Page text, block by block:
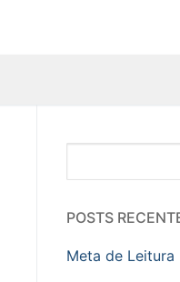
POSTS
Meta de Leitura